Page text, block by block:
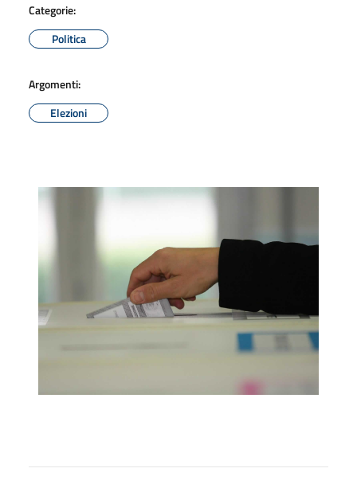
Categorie:
Politica
Argomenti:
Elezioni